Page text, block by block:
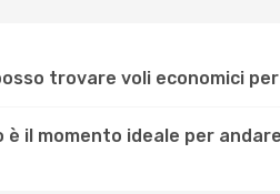
trovare voli economici
è il momento ideale per